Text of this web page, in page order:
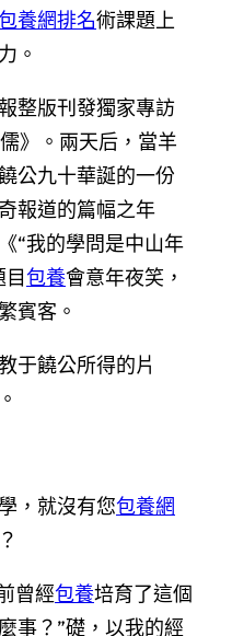
養網排名術課題上
。
整版刊發獨家專訪
》。兩天后，當羊
公九十華誕的一份
報道的篇幅之年
“我的學問是中山年
包養會意年夜笑，
賓客。
于饒公所得的片
，就沒有您包養網
曾經包養培育了這個
事？”礎，以我的經